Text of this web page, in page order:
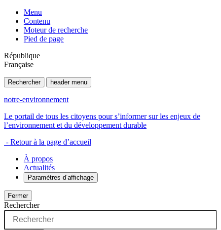
Menu
Contenu
Moteur de recherche
Pied de page
République
Française
Rechercher header menu
notre-environnement
Le portail de tous les citoyens pour s’informer sur les enjeux de
l’environnement et du développement durable
- Retour à la page d’accueil
À propos
Actualités
Paramètres d’affichage
Fermer
Rechercher